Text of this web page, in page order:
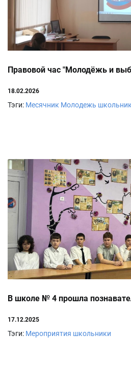
Правовой час "Молодёжь и
18.02.2026
Тэги: Месячник Молодежь
В школе № 4 прошла
17.12.2025
Тэги: Мероприятия школьники